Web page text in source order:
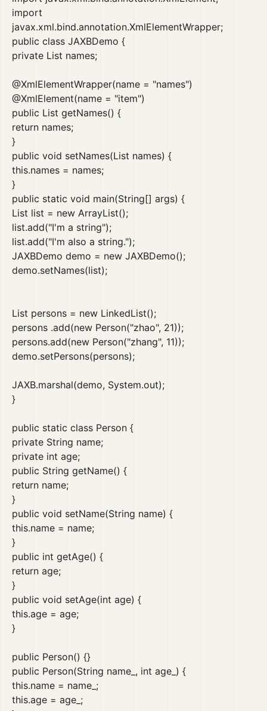
import
javax.xml.bind.annotation.XmlElementWrapper;
public class JAXBDemo {
private List names;
@XmlElementWrapper(name = "names")
@XmlElement(name = "item")
public List getNames() {
return names;
}
public void setNames(List names) {
this.names = names;
}
public static void main(String[] args) {
List list = new ArrayList();
list.add("I'm a string");
list.add("I'm also a string.");
JAXBDemo demo = new JAXBDemo();
demo.setNames(list);
List persons = new LinkedList();
persons .add(new Person("zhao", 21));
persons.add(new Person("zhang", 11));
demo.setPersons(persons);
JAXB.marshal(demo, System.out);
}
public static class Person {
private String name;
private int age;
public String getName() {
return name;
}
public void setName(String name) {
this.name = name;
}
public int getAge() {
return age;
}
public void setAge(int age) {
this.age = age;
}
public Person() {}
public Person(String name_, int age_) {
this.name = name_;
this.age = age_;